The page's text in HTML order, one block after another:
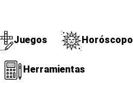
Juegos Horóscopo
Herramientas